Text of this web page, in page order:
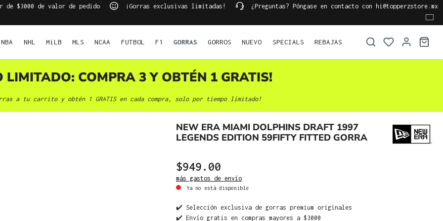
$3000 de valor de pedido ¡Gorras exclusivas limitadas! ¿Preguntas? Póngase en contacto con hi@topperzstore.mx
NBA NHL MiLB MLS NCAA FUTBOL F1 GORRAS GORROS NUEVO SPECIALS REBAJAS
LIMITADO: COMPRA 3 Y OBTÉN 1 GRATIS!
a tu carrito y obtén 1 GRATIS en cada compra, solo por tiempo limitado!
NEW ERA MIAMI DOLPHINS DRAFT 1997
LEGENDS EDITION 59FIFTY FITTED GORRA
$949.00
más gastos de envío
Ya no está disponible
✔️ Selección exclusiva de gorras premium originales
✔️ Envío gratis en compras mayores a $3000